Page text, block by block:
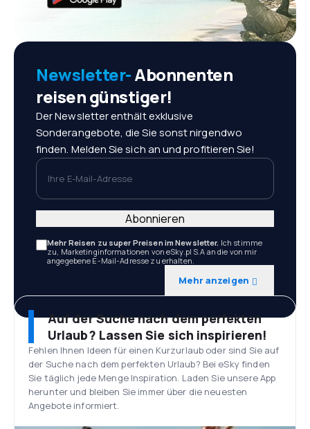
Newsletter-Abonnenten
reisen günstiger!
Der Newsletter enthält exklusive
Sonderangebote, die Sie sonst nirgendwo
finden. Melden Sie sich an und profitieren Sie!
Ihre E-Mail-Adresse
Mehr Reisen zu super Preisen im Newsletter. Ich stimme
zu, Marketinginformationen von eSky.pl S.A an die von mir
angegebene E-Mail-Adresse zu erhalten.
Mehr anzeigen
Abonnieren
Auf der Suche nach dem perfekten
Urlaub? Lassen Sie sich inspirieren!
Fehlen Ihnen Ideen für einen Kurzurlaub oder sind Sie auf
der Suche nach dem perfekten Urlaub? Bei eSky finden
Sie täglich jede Menge Inspiration. Laden Sie unsere App
herunter und bleiben Sie immer über die neuesten
Angebote informiert.